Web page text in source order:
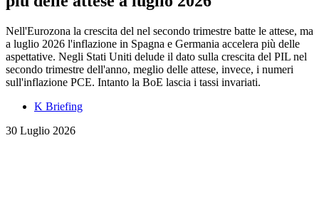
Nell'Eurozona la crescita del nel secondo trimestre batte le attese, ma
a luglio 2026 l'inflazione in Spagna e Germania accelera più delle
aspettative. Negli Stati Uniti delude il dato sulla crescita del PIL nel
secondo trimestre dell'anno, meglio delle attese, invece, i numeri
sull'inflazione PCE. Intanto la BoE lascia i tassi invariati.
K Briefing
30 Luglio 2026